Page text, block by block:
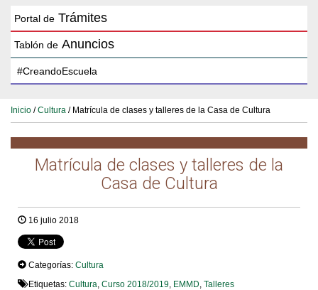
Portal de Trámites
Tablón de Anuncios
Inicio /Cultura / Matrícula de clases y talleres de la Casa de Cultura
Matrícula de clases y talleres de la
Casa de Cultura
16 julio 2018
Categorías: Cultura
Etiquetas: Cultura Curso 2018/2019 EMMD Talleres